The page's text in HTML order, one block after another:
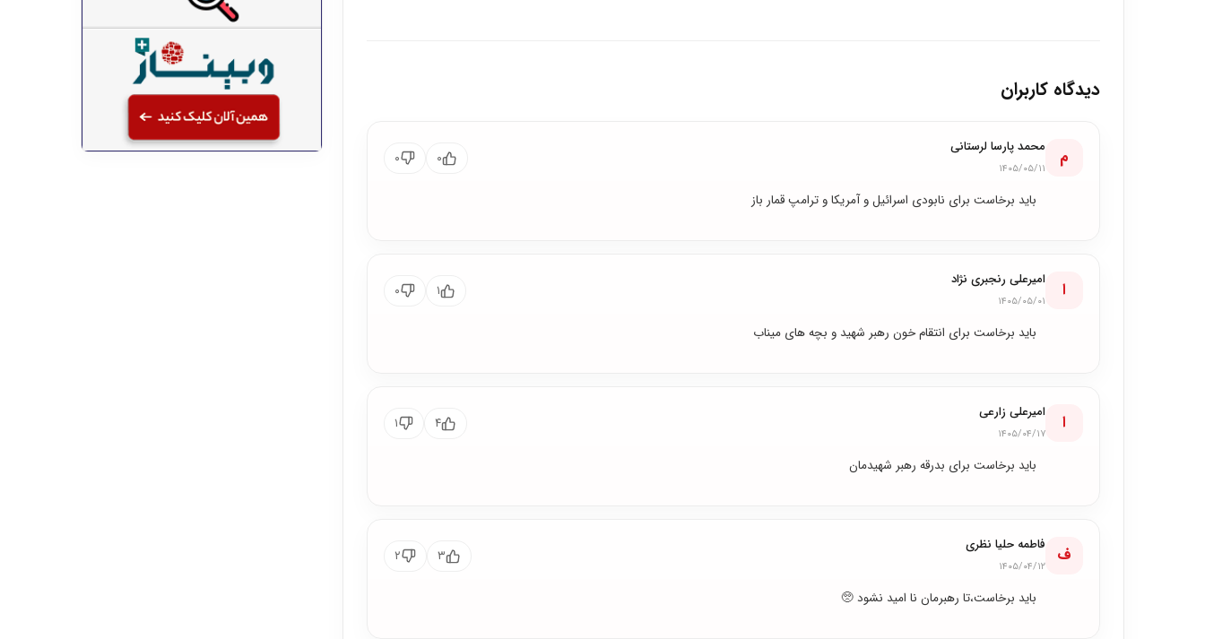
دیدگاه کاربران
م محمد پارسا لرستانی
۱۴۰۵/۰۵/۱۱
۰ ۰
باید برخاست برای نابودی اسرائیل و آمریکا و ترامپ قمار باز
ا امیرعلی رنجبری نژاد
۱۴۰۵/۰۵/۰۱
۱ ۰
باید برخاست برای انتقام خون رهبر شهید و بچه های میناب
ا امیرعلی زارعی
۱۴۰۵/۰۴/۱۷
۴ ۱
باید برخاست برای بدرقه رهبر شهیدمان
ف فاطمه حلیا نظری
۱۴۰۵/۰۴/۱۲
۳ ۲
بايد برخاست،تا رهبرمان نا امید نشود 🥺